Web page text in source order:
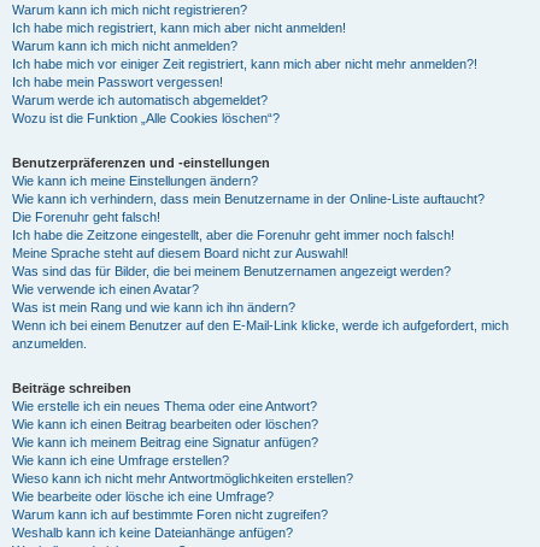
Warum kann ich mich nicht registrieren?
Ich habe mich registriert, kann mich aber nicht anmelden!
Warum kann ich mich nicht anmelden?
Ich habe mich vor einiger Zeit registriert, kann mich aber nicht mehr anmelden?!
Ich habe mein Passwort vergessen!
Warum werde ich automatisch abgemeldet?
Wozu ist die Funktion „Alle Cookies löschen“?
Benutzerpräferenzen und -einstellungen
Wie kann ich meine Einstellungen ändern?
Wie kann ich verhindern, dass mein Benutzername in der Online-Liste auftaucht?
Die Forenuhr geht falsch!
Ich habe die Zeitzone eingestellt, aber die Forenuhr geht immer noch falsch!
Meine Sprache steht auf diesem Board nicht zur Auswahl!
Was sind das für Bilder, die bei meinem Benutzernamen angezeigt werden?
Wie verwende ich einen Avatar?
Was ist mein Rang und wie kann ich ihn ändern?
Wenn ich bei einem Benutzer auf den E-Mail-Link klicke, werde ich aufgefordert, mich
anzumelden.
Beiträge schreiben
Wie erstelle ich ein neues Thema oder eine Antwort?
Wie kann ich einen Beitrag bearbeiten oder löschen?
Wie kann ich meinem Beitrag eine Signatur anfügen?
Wie kann ich eine Umfrage erstellen?
Wieso kann ich nicht mehr Antwortmöglichkeiten erstellen?
Wie bearbeite oder lösche ich eine Umfrage?
Warum kann ich auf bestimmte Foren nicht zugreifen?
Weshalb kann ich keine Dateianhänge anfügen?